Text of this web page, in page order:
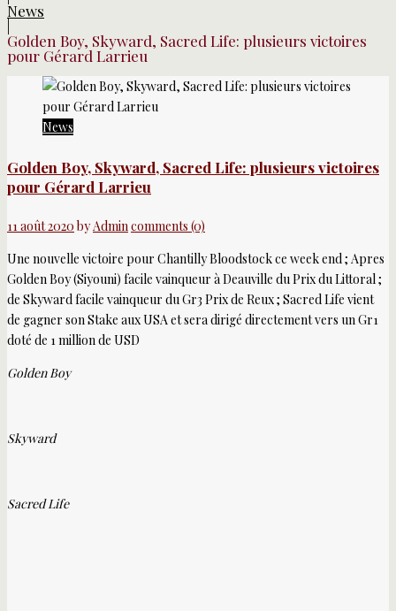
News
Golden Boy, Skyward, Sacred Life: plusieurs victoires
pour Gérard Larrieu
News
Golden Boy, Skyward, Sacred Life: plusieurs victoires
pour Gérard Larrieu
11 août 2020 byAdmincomments (0)
Une nouvelle victoire pour Chantilly Bloodstock ce week end ; Apres
Golden Boy (Siyouni) facile vainqueur à Deauville du Prix du Littoral ;
de Skyward facile vainqueur du Gr3 Prix de Reux ; Sacred Life vient
de gagner son Stake aux USA et sera dirigé directement vers un Gr1
doté de 1 million de USD
Golden Boy
Skyward
Sacred Life